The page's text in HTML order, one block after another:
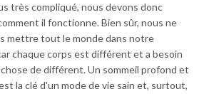
très compliqué, nous devons donc
il fonctionne. Bien sûr, nous ne
mettre tout le monde dans notre
chaque corps est différent et a besoin
de différent. Un sommeil profond et
la clé d'un mode de vie sain et, surtout,